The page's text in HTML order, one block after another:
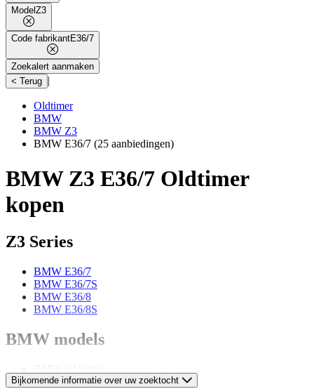
Model Z3
Code fabrikantE36/7
Zoekalert aanmaken
< Terug |
Oldtimer
BMW
BMW Z3
BMW E36/7 (25 aanbiedingen)
BMW Z3 E36/7 Oldtimer
kopen
Z3 Series
BMW E36/7
BMW E36/7S
BMW E36/8
BMW E36/8S
BMW models
BMW 3 Series
Bijkomende informatie over uw zoektocht